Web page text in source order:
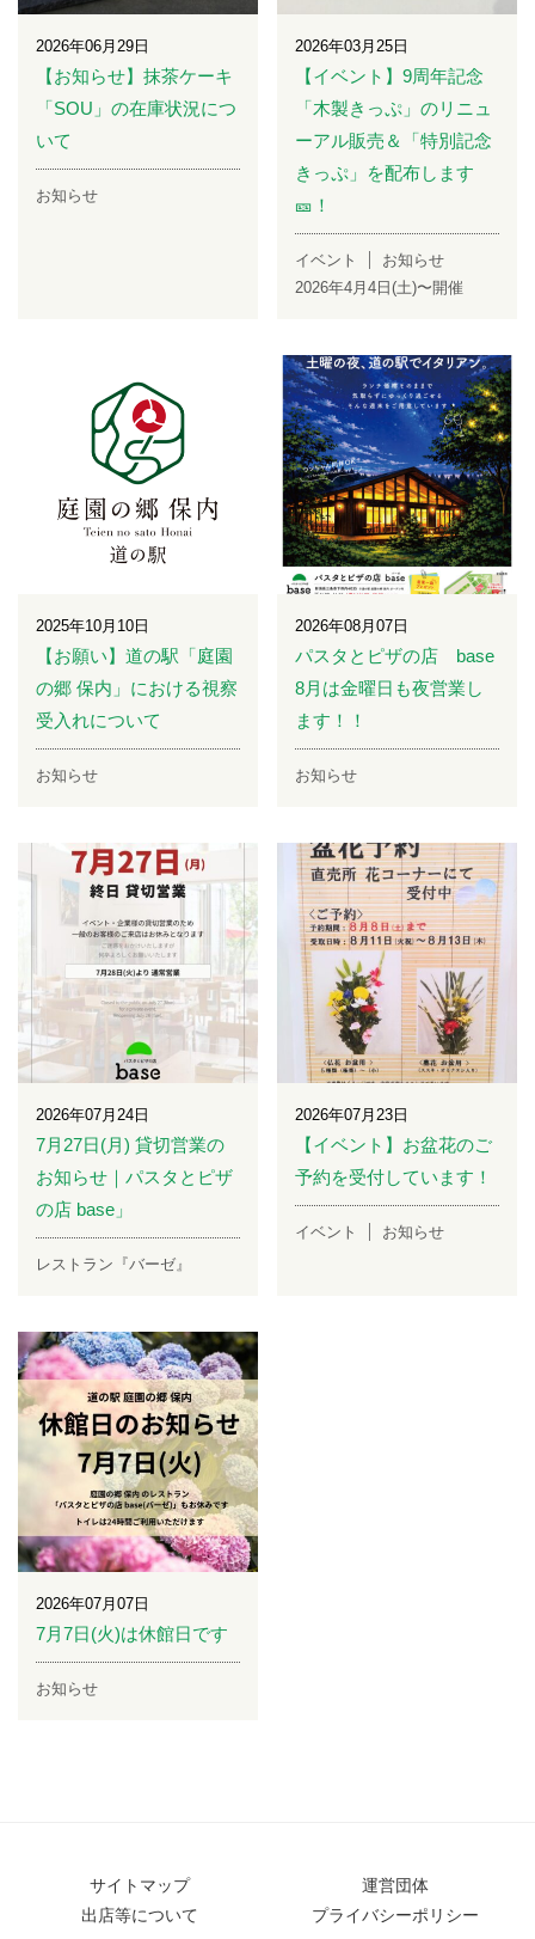
2026年06月29日
【お知らせ】抹茶ケーキ
「SOU」の在庫状況につ
いて
お知らせ
2026年03月25日
【イベント】9周年記念
「木製きっぷ」のリニュ
ーアル販売＆「特別記念
きっぷ」を配布します
🎫！
イベント
お知らせ
2026年4月4日(土)〜開催
2025年10月10日
【お願い】道の駅「庭園
の郷 保内」における視察
受入れについて
お知らせ
2026年08月07日
パスタとピザの店 base
8月は金曜日も夜営業し
ます！！
お知らせ
2026年07月24日
7月27日(月) 貸切営業の
お知らせ｜パスタとピザ
の店 base」
レストラン『バーゼ』
2026年07月23日
【イベント】お盆花のご
予約を受付しています！
イベント お知らせ
2026年07月07日
7月7日(火)は休館日です
お知らせ
サイトマップ
運営団体
出店等について
プライバシーポリシー